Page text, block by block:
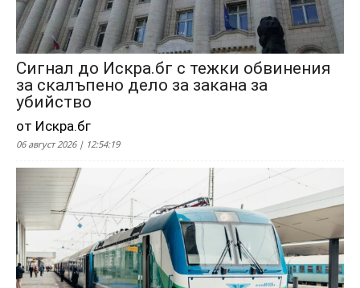
Сигнал до Искра.бг с тежки обвинения
за скалъпено дело за закана за
убийство
от Искра.бг
06 август 2026 | 12:54:19